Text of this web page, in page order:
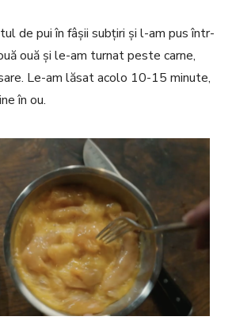
de pui în fâșii subțiri și l-am pus într-
ouă și le-am turnat peste carne,
Le-am lăsat acolo 10-15 minute,
în ou.